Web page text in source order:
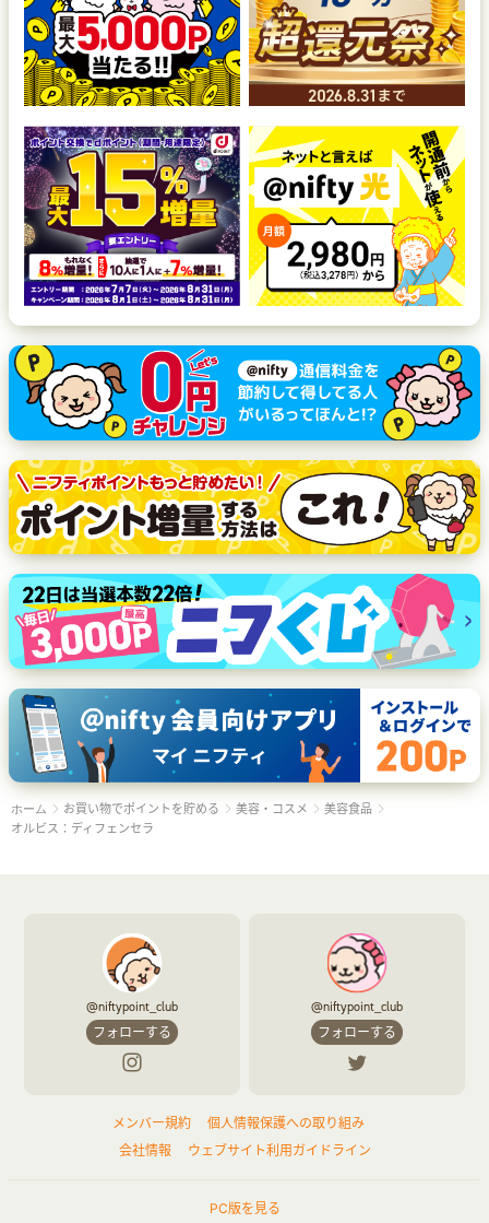
ホーム お買い物でポイントを貯める 美容・コスメ
美容食品
オルビス：ディフェンセラ
@niftypoint_club
フォローする
@niftypoint_club
フォローする
メンバー規約
個人情報保護への取り組み
会社情報
ウェブサイト利用ガイドライン
PC版を見る